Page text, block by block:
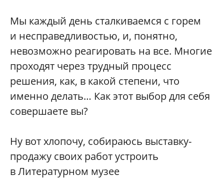
Мы каждый день сталкиваемся с горем
и несправедливостью, и, понятно,
невозможно реагировать на все. Многие
проходят через трудный процесс
решения, как, в какой степени, что
именно делать… Как этот выбор для себя
совершаете вы?
Ну вот хлопочу, собираюсь выставку-
продажу своих работ устроить
в Литературном музее